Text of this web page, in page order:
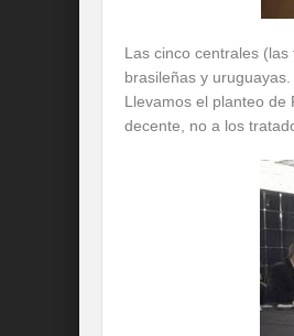
Las cinco centrales
brasileñas y
Llevamos el planteo de
decente, no a los